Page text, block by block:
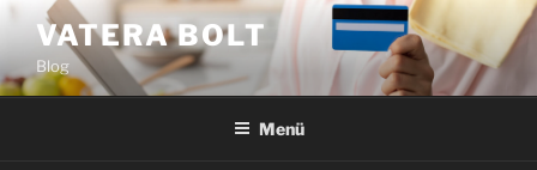
Tartalomhoz
VATERA BOLT
Blog
Menü